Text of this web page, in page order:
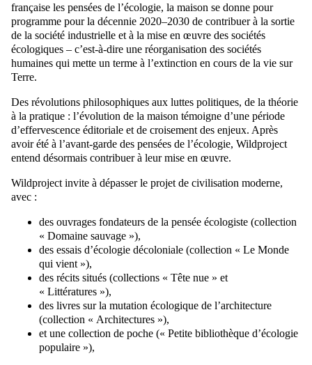
française les pensées de l’écologie, la maison se donne pour
programme pour la décennie 2020–2030 de contribuer à la sortie
de la société industrielle et à la mise en œuvre des sociétés
écologiques – c’est-à-dire une réorganisation des sociétés
humaines qui mette un terme à l’extinction en cours de la vie sur
Terre.
Des révolutions philosophiques aux luttes politiques, de la théorie
à la pratique : l’évolution de la maison témoigne d’une période
d’effervescence éditoriale et de croisement des enjeux. Après
avoir été à l’avant-garde des pensées de l’écologie, Wildproject
entend désormais contribuer à leur mise en œuvre.
Wildproject invite à dépasser le projet de civilisation moderne,
avec :
des ouvrages fondateurs de la pensée écologiste (collection
« Domaine sauvage »),
des essais d’écologie décoloniale (collection « Le Monde
qui vient »),
des récits situés (collections « Tête nue » et
« Littératures »),
des livres sur la mutation écologique de l’architecture
(collection « Architectures »),
et une collection de poche (« Petite bibliothèque d’écologie
populaire »),